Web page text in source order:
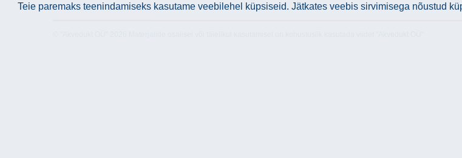
Teie paremaks teenindamiseks kasutame veebilehel küpsiseid. Jätkates veebis sirvimisega nõustud